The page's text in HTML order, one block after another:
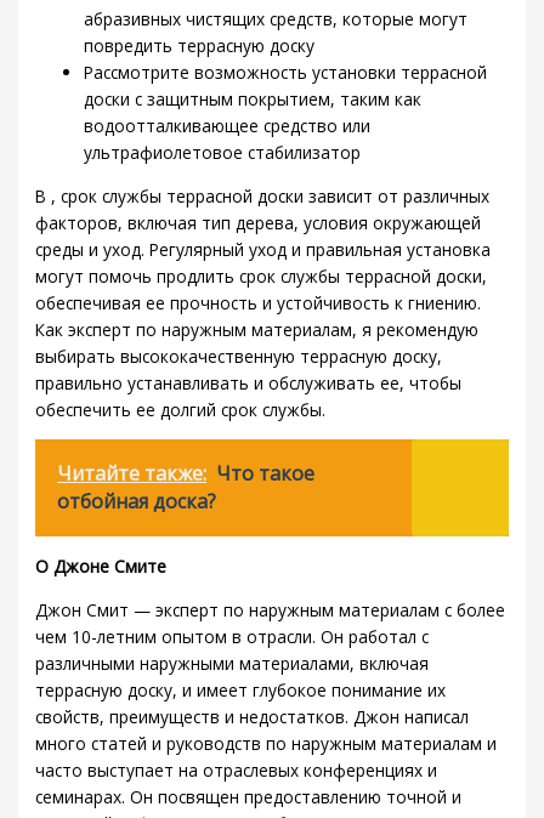
абразивных чистящих средств, которые могут
повредить террасную доску
Рассмотрите возможность установки террасной
доски с защитным покрытием, таким как
водоотталкивающее средство или
ультрафиолетовое стабилизатор
В , срок службы террасной доски зависит от различных
факторов, включая тип дерева, условия окружающей
среды и уход. Регулярный уход и правильная установка
могут помочь продлить срок службы террасной доски,
обеспечивая ее прочность и устойчивость к гниению.
Как эксперт по наружным материалам, я рекомендую
выбирать высококачественную террасную доску,
правильно устанавливать и обслуживать ее, чтобы
обеспечить ее долгий срок службы.
Читайте также: Что такое
отбойная доска?
О Джоне Смите
Джон Смит — эксперт по наружным материалам с более
чем 10-летним опытом в отрасли. Он работал с
различными наружными материалами, включая
террасную доску, и имеет глубокое понимание их
свойств, преимуществ и недостатков. Джон написал
много статей и руководств по наружным материалам и
часто выступает на отраслевых конференциях и
семинарах. Он посвящен предоставлению точной и